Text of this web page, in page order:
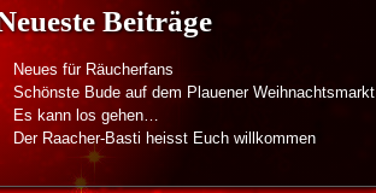
Beiträge
Neues für Räucherfans
Schönste Bude auf dem Plauener Weihnachtsmarkt
Es kann los gehen…
Der Raacher-Basti heisst Euch willkommen